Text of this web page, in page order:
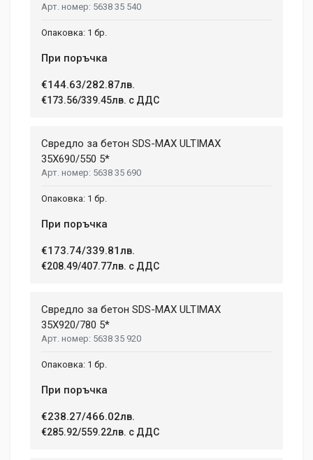
5638 35 540
1 бр.
При поръчка
€144.63/282.87лв.
€173.56/339.45лв. с ДДС
Свредло за бетон SDS-MAX ULTIMAX
35X690/550 5*
5638 35 690
1 бр.
При поръчка
€173.74/339.81лв.
€208.49/407.77лв. с ДДС
Свредло за бетон SDS-MAX ULTIMAX
35X920/780 5*
5638 35 920
1 бр.
При поръчка
€238.27/466.02лв.
€285.92/559.22лв. с ДДС